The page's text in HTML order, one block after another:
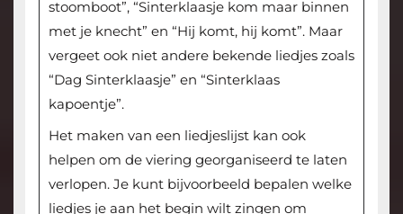
stoomboot”, “Sinterklaasje kom maar binnen
met je knecht” en “Hij komt, hij komt”. Maar
vergeet ook niet andere bekende liedjes zoals
“Dag Sinterklaasje” en “Sinterklaas
kapoentje”.
Het maken van een liedjeslijst kan ook
helpen om de viering georganiseerd te laten
verlopen. Je kunt bijvoorbeeld bepalen welke
liedjes je aan het begin wilt zingen om